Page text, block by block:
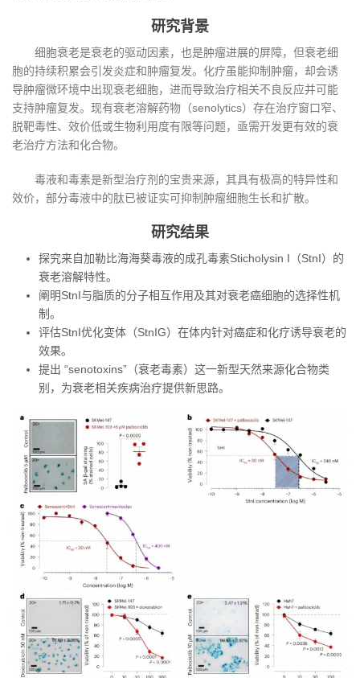
研究背景
细胞衰老是衰老的驱动因素，也是肿瘤进展的屏障，但衰老细
胞的持续积累会引发炎症和肿瘤复发。化疗虽能抑制肿瘤，却会诱
导肿瘤微环境中出现衰老细胞，进而导致治疗相关不良反应并可能
支持肿瘤复发。现有衰老溶解药物（senolytics）存在治疗窗口窄、
脱靶毒性、效价低或生物利用度有限等问题，亟需开发更有效的衰
老治疗方法和化合物。
毒液和毒素是新型治疗剂的宝贵来源，其具有极高的特异性和
效价，部分毒液中的肽已被证实可抑制肿瘤细胞生长和扩散。
研究结果
探究来自加勒比海海葵毒液的成孔毒素Sticholysin I（StnI）的
衰老溶解特性。
阐明StnI与脂质的分子相互作用及其对衰老癌细胞的选择性机
制。
评估StnI优化变体（StnIG）在体内针对癌症和化疗诱导衰老的
效果。
提出 “senotoxins”（衰老毒素）这一新型天然来源化合物类
别，为衰老相关疾病治疗提供新思路。